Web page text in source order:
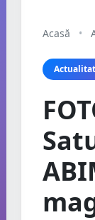
Acasă •